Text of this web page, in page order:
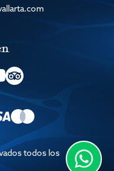
todos los